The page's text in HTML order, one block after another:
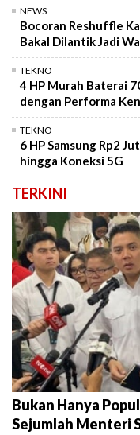
NEWS
Bocoran Reshuffle
Bakal Dilantik Jadi
TEKNO
4 HP Murah Baterai
dengan Performa
TEKNO
6 HP Samsung Rp2
hingga Koneksi 5G
TERKINI
Bukan Hanya
Sejumlah Menteri